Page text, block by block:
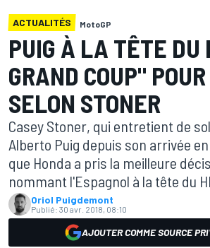
ACTUALITÉS MotoGP
PUIG À LA TÊTE DU
GRAND COUP"
SELON STONER
Casey Stoner, qui entretient de
Alberto Puig depuis son arrivée
que Honda a pris la meilleure
nommant l'Espagnol à la tête du
Oriol Puigdemont
Publié: 30 avr. 2018, 08:10
AJOUTER COMME SOURCE